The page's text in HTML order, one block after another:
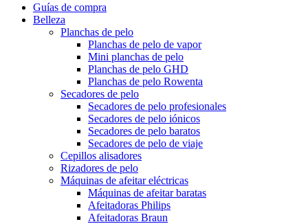
Guías de compra
Belleza
Planchas de pelo
Planchas de pelo de vapor
Mini planchas de pelo
Planchas de pelo GHD
Planchas de pelo Rowenta
Secadores de pelo
Secadores de pelo profesionales
Secadores de pelo iónicos
Secadores de pelo baratos
Secadores de pelo de viaje
Cepillos alisadores
Rizadores de pelo
Máquinas de afeitar eléctricas
Máquinas de afeitar baratas
Afeitadoras Philips
Afeitadoras Braun